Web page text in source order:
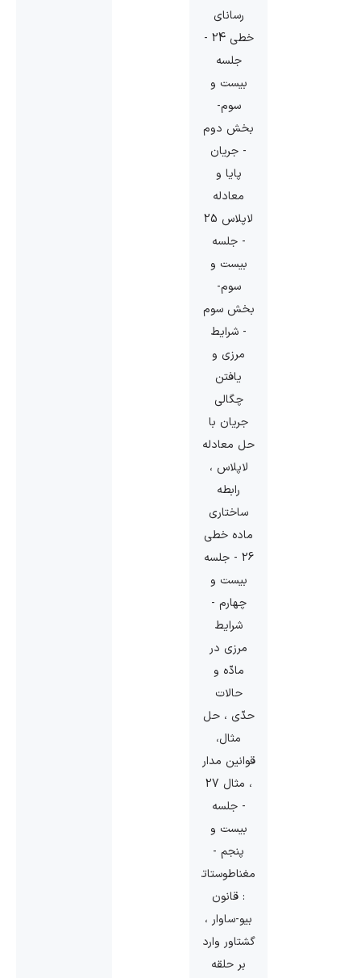
رسانای
خطی 24 -
جلسه
بیست و
سوم-
بخش دوم
- جریان
پایا و
معادله
لاپلاس 25
- جلسه
بیست و
سوم-
بخش سوم
- شرایط
مرزی و
یافتن
چگالی
جریان با
حل معادله
لاپلاس ،
رابطه
ساختاری
ماده خطی
26 - جلسه
بیست و
چهارم -
شرایط
مرزی در
مادّه و
حالات
حدّی ، حل
مثال،
قوانین مدار
، مثال 27
- جلسه
بیست و
پنجم -
مغناطوستاتیک
: قانون
بیو-ساوار ،
گشتاور وارد
بر حلقه